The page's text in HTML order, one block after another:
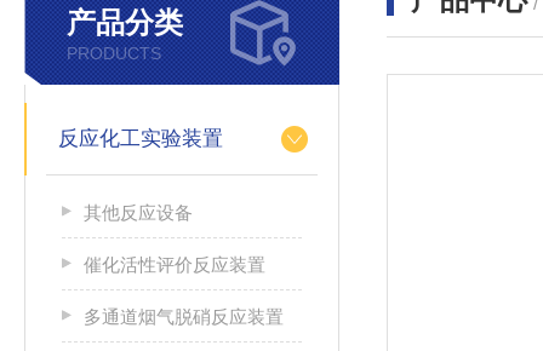
产品分类
PRODUCTS
反应化工实验装置
其他反应设备
催化活性评价反应装置
多通道烟气脱硝反应装置